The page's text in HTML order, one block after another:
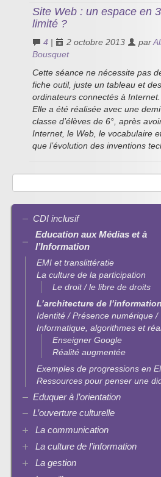
Site Web : un espace en
limité ?
4 | 2 octobre 2013 par
Bousquet
Cette séance ne nécessite pas
fiche outil, juste un tableau et des
ordinateurs connectés à Internet.
Elle a été réalisée avec une
classe d’élèves de 6°, après
Internet, le Web, le vocabulaire
que l’évolution des inventions
CDI inclusif
Education aux Médias et à
l’Information
EMI et translittératie
La culture de la participation
Le droit / le libre de droits
L’architecture de l’information
Identité / Présence numérique /
Informatique, algorithmes et
Enseigner Google
Réalité augmentée
Exemples de progressions en
Ressources pour penser une
Eduquer à l’orientation
L’ouverture culturelle
La communication
Plaquettes de communication
Présence numérique du CDI
La culture de l’information
Ressources pour penser une
La recherche documentaire
La gestion